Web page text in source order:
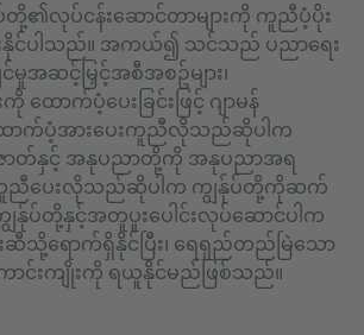
တို့၏လုပ်ငန်းဆောင်တာများကို ကူညီပံ့ပိုး
င်ပါသည်။ အကယ်၍ သင်သည် ပညာရေး
အဆင့်မြှင့်အစီအစဥ်များ၊
ထောက်ပံ့ပေးခြင်းဖြင့် ဂျာမန်
ာက်ပံ့အားပေးကူညီလိုသည်ဆိုပါက
ာတ်နှင့် အနုပညာတို့ကို အနုပညာအရ
ကူညီပေးလိုသည်ဆိုပါက ကျွန်ုပ်တို့ကိုဆက်
န်ုပ်တို့နှင့်အတူပူးပေါင်းလုပ်ဆောင်ပါက
ဆီသို့ရောက်ရှိနိုင်ပြီး၊ ရေရှည်တည်မြဲသော
င်းကျိုးကို ရယူနိုင်မည်ဖြစ်သည်။